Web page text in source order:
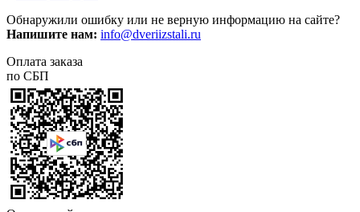
Обнаружили ошибку или не верную информацию на сайте?
Напишите нам: info@dveriizstali.ru
Оплата заказа
по СБП